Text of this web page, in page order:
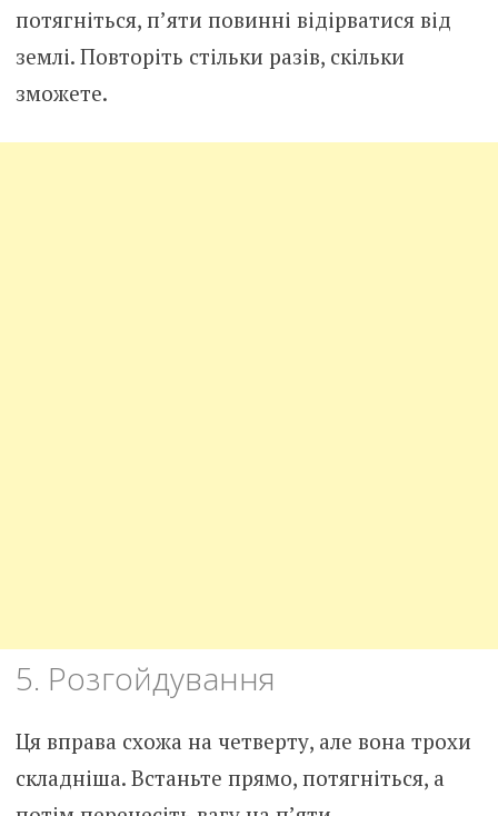
потягніться, п’яти повинні відірватися від
землі. Повторіть стільки разів, скільки
зможете.
5. Розгойдування
Ця вправа схожа на четверту, але вона трохи
складніша. Встаньте прямо, потягніться, а